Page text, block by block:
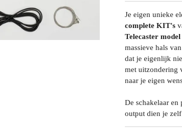
Je eigen unieke
complete KIT's
Telecaster model
massieve hals
dat je eigenlijk
met uitzondering
naar je eigen
De schakelaar en
output dien je